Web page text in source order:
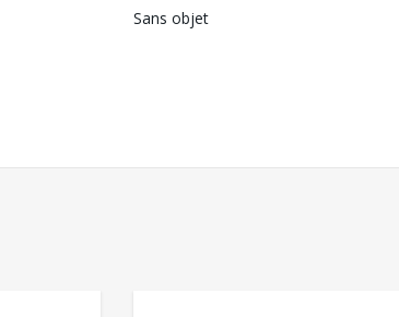
Sans objet